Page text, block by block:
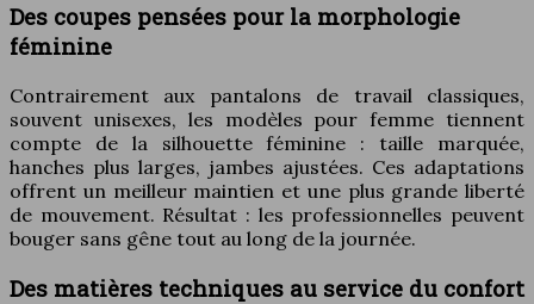
Des coupes pensées pour la morphologie
féminine
Contrairement aux pantalons de travail classiques,
souvent unisexes, les modèles pour femme tiennent
compte de la silhouette féminine : taille marquée,
hanches plus larges, jambes ajustées. Ces adaptations
offrent un meilleur maintien et une plus grande liberté
de mouvement. Résultat : les professionnelles peuvent
bouger sans gêne tout au long de la journée.
Des matières techniques au service du confort